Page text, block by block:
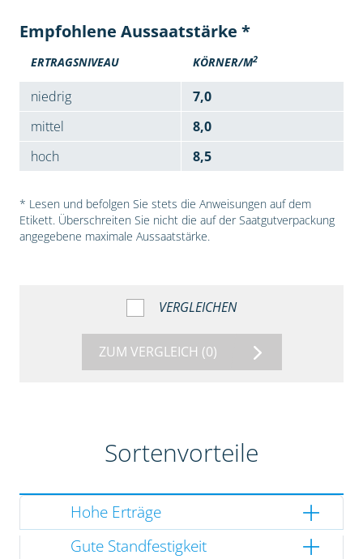
Empfohlene Aussaatstärke *
ERTRAGSNIVEAU KÖRNER/M2
niedrig
7,0
mittel
8,0
hoch
8,5
* Lesen und befolgen Sie stets die Anweisungen auf dem
Etikett. Überschreiten Sie nicht die auf der Saatgutverpackung
angegebene maximale Aussaatstärke.
VERGLEICHEN
ZUM VERGLEICH (0)
Sortenvorteile
Hohe Erträge
Gute Standfestigkeit